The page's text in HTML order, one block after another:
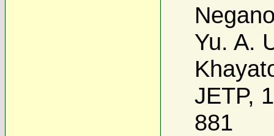
Yu. A.
JETP,
881